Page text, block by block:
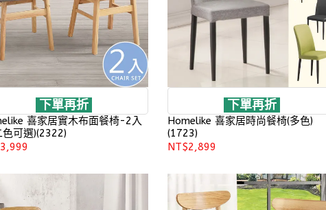
下單再折
喜家居實木布面餐椅-2入
色可選)(2322)
下單再折
Homelike 喜家居時尚餐椅(多色)
(1723)
NT$2,899